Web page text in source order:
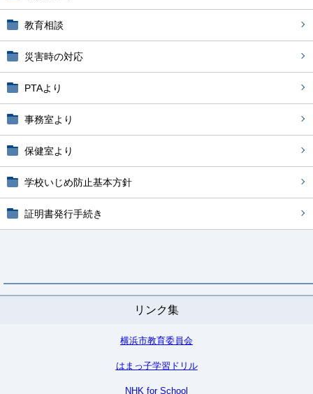
教育相談
災害時の対応
PTAより
事務室より
保健室より
学校いじめ防止基本方針
証明書発行手続き
リンク集
横浜市教育委員会
はまっ子学習ドリル
NHK for School